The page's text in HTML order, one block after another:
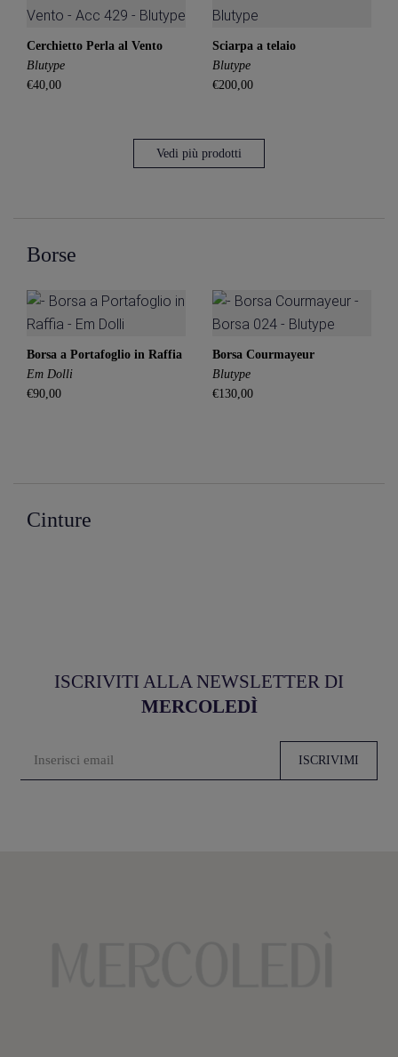
Cerchietto Perla al Vento
Blutype
€40,00
Sciarpa a telaio
Blutype
€200,00
Vedi più prodotti
Borse
Borsa a Portafoglio in Raffia
Em Dolli
€90,00
Borsa Courmayeur
Blutype
€130,00
Cinture
ISCRIVITI ALLA NEWSLETTER DI
MERCOLEDÌ
ISCRIVIMI